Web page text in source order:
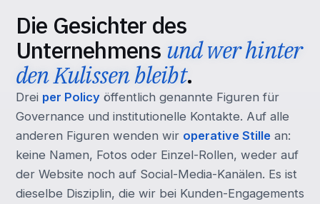
Die Gesichter des
Unternehmens und wer hinter
den Kulissen bleibt.
Drei per Policy öffentlich genannte Figuren für
Governance und institutionelle Kontakte. Auf alle
anderen Figuren wenden wir operative Stille an:
keine Namen, Fotos oder Einzel-Rollen, weder auf
der Website noch auf Social-Media-Kanälen. Es ist
dieselbe Disziplin, die wir bei Kunden-Engagements